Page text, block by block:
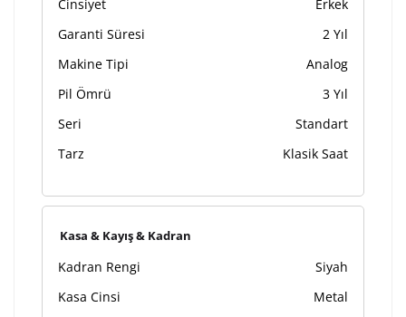
Cinsiyet
Erkek
Garanti Süresi
2 Yıl
Makine Tipi
Analog
Pil Ömrü
3 Yıl
Seri
Standart
Tarz
Klasik Saat
Kasa & Kayış & Kadran
Kadran Rengi
Siyah
Kasa Cinsi
Metal